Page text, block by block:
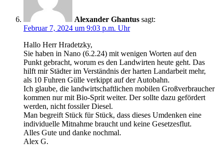
Alexander Ghantus sagt:
Februar 7, 2024 um 9:03 p.m. Uhr
Hallo Herr Hradetzky,
Sie haben in Nano (6.2.24) mit wenigen Worten auf den
Punkt gebracht, worum es den Landwirten heute geht. Das
hilft mir Städter im Verständnis der harten Landarbeit mehr,
als 10 Fuhren Gülle verkippt auf der Autobahn.
Ich glaube, die landwirtschaftlichen mobilen Großverbraucher
kommen nur mit Bio-Sprit weiter. Der sollte dazu gefördert
werden, nicht fossiler Diesel.
Man begreift Stück für Stück, dass dieses Umdenken eine
individuelle Mitnahme braucht und keine Gesetzesflut.
Alles Gute und danke nochmal.
Alex G.